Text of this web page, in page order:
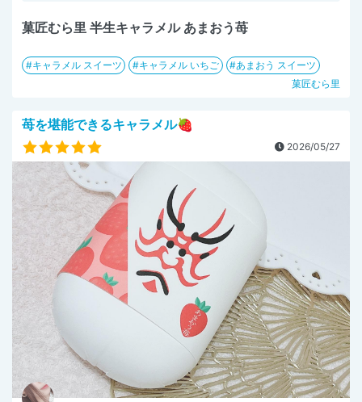
菓匠むら里 半生キャラメル あまおう苺
キャラメル スイーツ キャラメル いちご
あまおう スイーツ
菓匠むら里
苺を堪能できるキャラメル🍓
2026/05/27